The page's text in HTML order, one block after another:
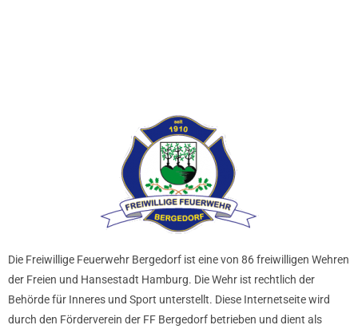
Die Freiwillige Feuerwehr Bergedorf ist eine von 86 freiwilligen Wehren
der Freien und Hansestadt Hamburg. Die Wehr ist rechtlich der
Behörde für Inneres und Sport unterstellt. Diese Internetseite wird
durch den Förderverein der FF Bergedorf betrieben und dient als